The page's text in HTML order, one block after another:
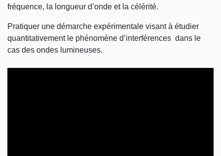
fréquence, la longueur d’onde et la célérité.
Pratiquer une démarche expérimentale visant à étudier
quantitativement le phénomène d’interférences dans le
cas des ondes lumineuses.